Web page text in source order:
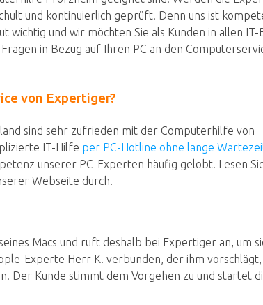
und kontinuierlich geprüft. Denn uns ist
wichtig und wir möchten Sie als Kunden in allen IT-
in Bezug auf Ihren PC an den
von Expertiger?
sind sehr zufrieden mit der Computerhilfe von
IT-Hilfe per PC-Hotline ohne lange
unserer PC-Experten häufig gelobt. Lesen
Webseite durch!
Macs und ruft deshalb bei Expertiger an, um
Experte Herr K. verbunden, der ihm vorschlägt,
Der Kunde stimmt dem Vorgehen zu und startet